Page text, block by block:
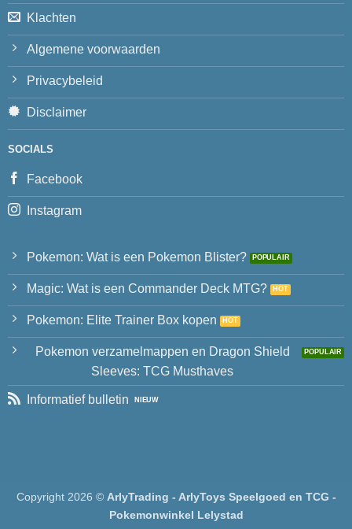
Klachten
Algemene voorwaarden
Privacybeleid
Disclaimer
SOCIALS
Facebook
Instagram
Pokemon: Wat is een Pokemon Blister?
Magic: Wat is een Commander Deck MTG?
Pokemon: Elite Trainer Box kopen
Pokemon verzamelmappen en Dragon Shield
Sleeves: TCG Musthaves
Informatief bulletin
Copyright 2026 © ArlyTrading - ArlyToys Speelgoed en TCG -
Pokemonwinkel Lelystad